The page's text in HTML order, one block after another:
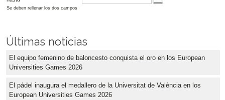
Se deben rellenar los dos campos
Últimas noticias
El equipo femenino de baloncesto conquista el oro en los European
Universities Games 2026
El pádel inaugura el medallero de la Universitat de València en los
European Universities Games 2026